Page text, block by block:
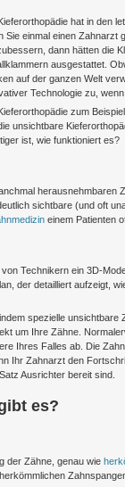
hat in den
Sie einmal einen Zahnarzt
dann hätten die
ausgestattet.
auf der ganzen Welt
Technologie zu,
zum
unsichtbare
ist, wie funktioniert es?
sichtbare (und oft
einem Patienten
Technikern ein 3D-
der detailliert aufzeigt,
spezielle unsichtbare
um Ihre Zähne.
Ihres Falles ab. Die
Ihr Zahnarzt den
Ausrichter bereit sind.
es?
der Zähne, genau wie